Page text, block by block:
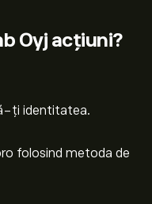
Oyj acțiuni?
ți identitatea.
folosind metoda de